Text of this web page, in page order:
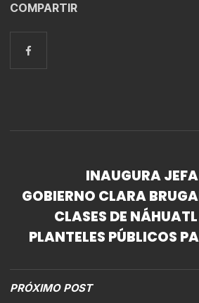
COMPARTIR
INAUGURA JEFA
GOBIERNO CLARA
CLASES DE
PLANTELES PÚBLICOS
PRÓXIMO POST